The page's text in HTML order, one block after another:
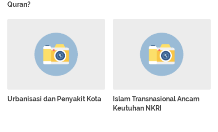
Quran?
Urbanisasi dan Penyakit Kota
Islam Transnasional Ancam
Keutuhan NKRI